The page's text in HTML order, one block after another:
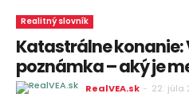
Realitný slovník
Katastrálne konanie:
poznámka – aký je
RealVEA.sk - 22. júla